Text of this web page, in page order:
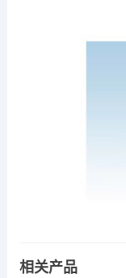
相关产品